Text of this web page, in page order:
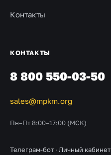
Контакты
КОНТАКТЫ
8 800 550-03-50
sales@mpkm.org
Пн–Пт 8:00–17:00 (МСК)
Телеграм-бот · Личный кабинет